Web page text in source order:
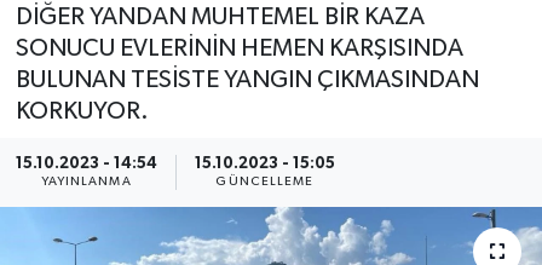
DİĞER YANDAN MUHTEMEL BİR KAZA
SONUCU EVLERİNİN HEMEN KARŞISINDA
BULUNAN TESİSTE YANGIN ÇIKMASINDAN
KORKUYOR.
15.10.2023 - 14:54
YAYINLANMA
15.10.2023 - 15:05
GÜNCELLEME